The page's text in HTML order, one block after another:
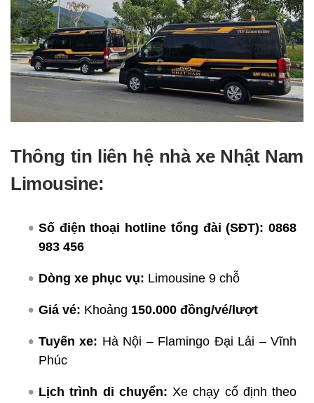
Thông tin liên hệ nhà xe Nhật Nam
Limousine:
Số điện thoại hotline tổng đài (SĐT): 0868
983 456
Dòng xe phục vụ: Limousine 9 chỗ
Giá vé: Khoảng 150.000 đồng/vé/lượt
Tuyến xe: Hà Nội – Flamingo Đại Lải – Vĩnh
Phúc
Lịch trình di chuyển: Xe chạy cố định theo